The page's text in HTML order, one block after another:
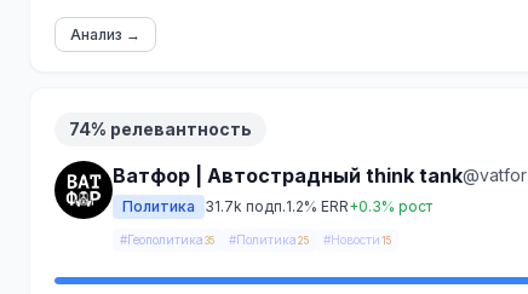
Анализ →
74% релевантность
Ватфор | Автострадный think tank@vatfor
Политика 31.7k подп.1.2% ERR+0.3% рост
#Геополитика 35 #Политика 25 #Новости 15